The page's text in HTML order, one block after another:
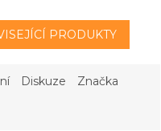
PRODUKTY
Diskuze Značka